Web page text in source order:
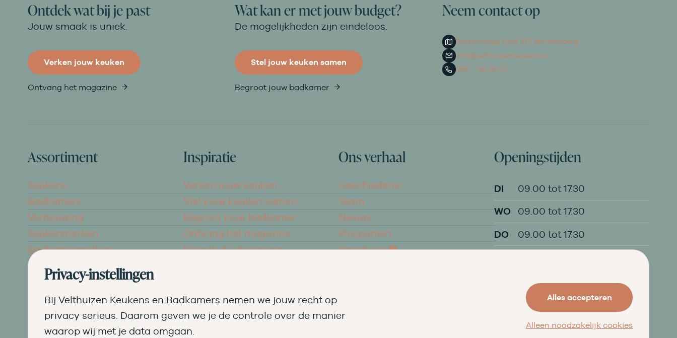
Ontdek wat bij je past
Jouw smaak is uniek.
Verken jouw keuken
Ontvang het magazine
Wat kan er met jouw budget?
De mogelijkheden zijn eindeloos.
Stel jouw keuken samen
Begroot jouw badkamer
Neem contact op
Stationsweg Oost 277, Woudenberg
info@velthuizenkeukens.nl
033 - 720 00 72
Assortiment
Keukens
Badkamers
Verbouwing
Keukenmerken
Badkamermerken
Inspiratie
Verken jouw keuken
Stel jouw keuken samen
Begroot jouw badkamer
Ontvang het magazine
Bezoek de showroom
Ons verhaal
Geschiedenis
Team
Nieuws
Pluspunten
Vacatures ➑
Openingstijden
DI 09.00 tot 17.30
WO 09.00 tot 17.30
DO 09.00 tot 17.30
© Velthuizen Keukens en BadkamersCookiesPrivacy
Privacy-instellingen
Bij Velthuizen Keukens en Badkamers nemen we jouw recht op
privacy serieus. Daarom geven we je de controle over de manier
waarop wij met je data omgaan.
Alles accepteren
Alleen noodzakelijk cookies